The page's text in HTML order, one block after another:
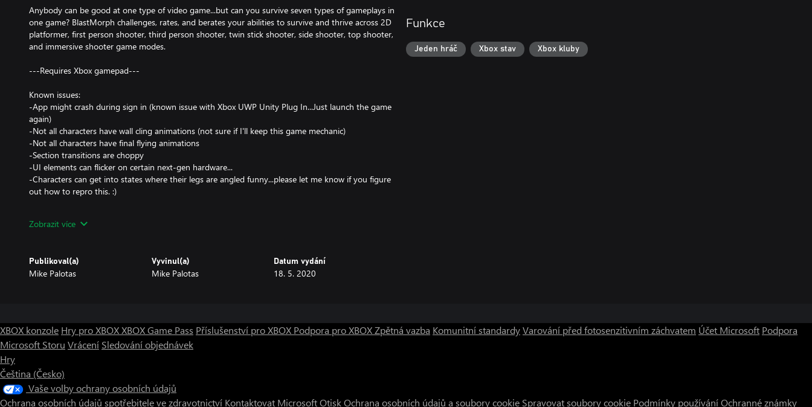
Anybody can be good at one type of video game...but can you survive seven types of gameplays in
one game? BlastMorph challenges, rates, and berates your abilities to survive and thrive across 2D
platformer, first person shooter, third person shooter, twin stick shooter, side shooter, top shooter,
and immersive shooter game modes.
---Requires Xbox gamepad---
Known issues:
-App might crash during sign in (known issue with Xbox UWP Unity Plug In...Just launch the game
again)
-Not all characters have wall cling animations (not sure if I'll keep this game mechanic)
-Not all characters have final flying animations
-Section transitions are choppy
-UI elements can flicker on certain next-gen hardware...
-Characters can get into states where their legs are angled funny...please let me know if you figure
out how to repro this. :)
shipping, it's too much effort to continue working on this project, so this is most likely the last
Zobrazit více
Publikoval(a)
Mike Palotas
Vyvinul(a)
Mike Palotas
Datum vydání
18. 5. 2020
Funkce
Jeden hráč Xbox stav Xbox kluby
XBOX konzole Hry pro XBOXXBOX Game Pass Příslušenství pro XBOX Podpora pro XBOXZpětná vazba Komunitní standardyVarování před fotosenzitivním záchvatem Účet Microsoft Podpora
Microsoft Storu Vrácení Sledování objednávek
Hry
Čeština (Česko)
Vaše volby ochrany osobních údajů
Ochrana osobních údajů spotřebitele ve zdravotnictví Kontaktovat MicrosoftOtiskOchrana osobních údajů a soubory cookie Spravovat soubory cookie Podmínky používáníOchranné známky